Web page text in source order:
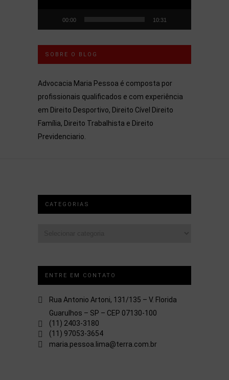
00:00 10:31
SOBRE O BLOG
Advocacia Maria Pessoa é composta por
profissionais qualificados e com experiência
em Direito Desportivo, Direito Cível Direito
Família, Direito Trabalhista e Direito
Previdenciario.
CATEGORIAS
ENTRE EM CONTATO
Rua Antonio Artoni, 131/135 – V. Florida
Guarulhos – SP – CEP 07130-100
(11) 2403-3180
(11) 97053-3654
maria.pessoa.lima@terra.com.br